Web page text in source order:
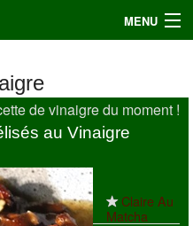
MENU
de vinaigre du moment !
au Vinaigre
Claire Au
Matcha